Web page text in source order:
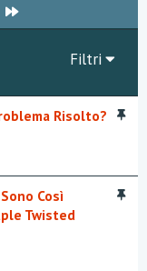
Filtri
I
d
Risolto?
I
Così
Twisted